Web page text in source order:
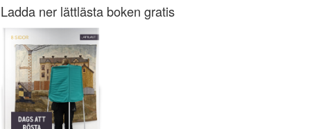
Ladda ner lättlästa boken gratis